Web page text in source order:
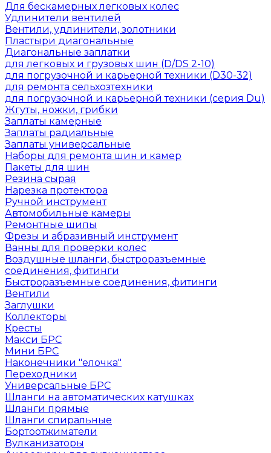
Для бескамерных легковых колес
Удлинители вентилей
Вентили, удлинители, золотники
Пластыри диагональные
Диагональные заплатки
для легковых и грузовых шин (D/DS 2-10)
для погрузочной и карьерной техники (D30-32)
для ремонта сельхозтехники
для погрузочной и карьерной техники (серия Du)
Жгуты, ножки, грибки
Заплаты камерные
Заплаты радиальные
Заплаты универсальные
Наборы для ремонта шин и камер
Пакеты для шин
Резина сырая
Нарезка протектора
Ручной инструмент
Автомобильные камеры
Ремонтные шипы
Фрезы и абразивный инструмент
Ванны для проверки колес
Воздушные шланги, быстроразъемные
соединения, фитинги
Быстроразъемные соединения, фитинги
Вентили
Заглушки
Коллекторы
Кресты
Макси БРС
Мини БРС
Наконечники "елочка"
Переходники
Универсальные БРС
Шланги на автоматических катушках
Шланги прямые
Шланги спиральные
Бортоотжиматели
Вулканизаторы